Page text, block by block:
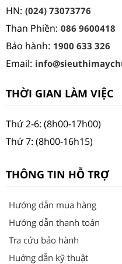
HN: (024) 73073776
Than Phiền: 086 9600418
Bảo hành: 1900 633 326
Email:
THỜI GIAN LÀM VIỆC
Thứ 2-6: (8h00-17h00)
Thứ 7: (8h00-16h15)
THÔNG TIN HỖ TRỢ
Hướng dẫn mua hàng
Hướng dẫn thanh toán
Tra cứu bảo hành
Huớng dẫn kỹ thuật